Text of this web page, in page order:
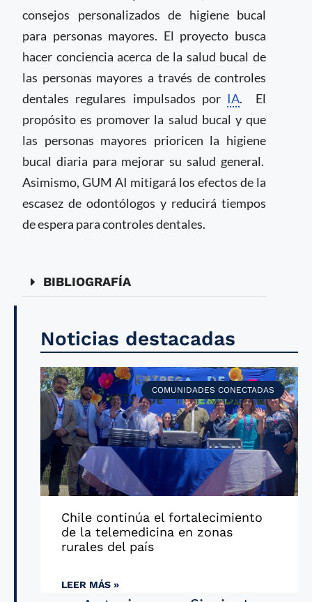
consejos personalizados de higiene bucal
para personas mayores. El proyecto busca
hacer conciencia acerca de la salud bucal de
las personas mayores a través de controles
dentales regulares impulsados por IA. El
propósito es promover la salud bucal y que
las personas mayores prioricen la higiene
bucal diaria para mejorar su salud general.
Asimismo, GUM AI mitigará los efectos de la
escasez de odontólogos y reducirá tiempos
de espera para controles dentales.
BIBLIOGRAFÍA
Noticias destacadas
COMUNIDADES CONECTADAS
Chile continúa el fortalecimiento
de la telemedicina en zonas
rurales del país
LEER MÁS »